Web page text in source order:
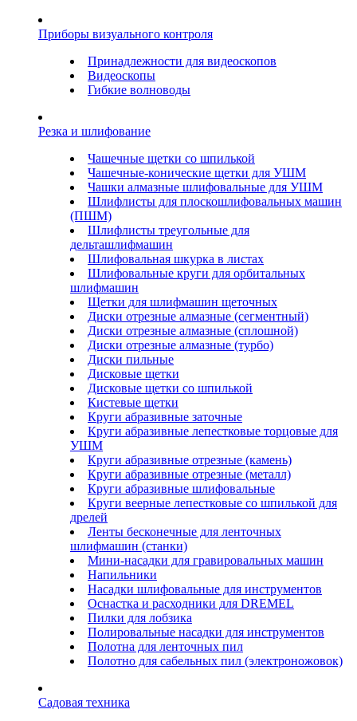
Приборы визуального контроля
Принадлежности для видеоскопов
Видеоскопы
Гибкие волноводы
Резка и шлифование
Чашечные щетки со шпилькой
Чашечные-конические щетки для УШМ
Чашки алмазные шлифовальные для УШМ
Шлифлисты для плоскошлифовальных машин
(ПШМ)
Шлифлисты треугольные для
дельташлифмашин
Шлифовальная шкурка в листах
Шлифовальные круги для орбитальных
шлифмашин
Щетки для шлифмашин щеточных
Диски отрезные алмазные (сегментный)
Диски отрезные алмазные (сплошной)
Диски отрезные алмазные (турбо)
Диски пильные
Дисковые щетки
Дисковые щетки со шпилькой
Кистевые щетки
Круги абразивные заточные
Круги абразивные лепестковые торцовые для
УШМ
Круги абразивные отрезные (камень)
Круги абразивные отрезные (металл)
Круги абразивные шлифовальные
Круги веерные лепестковые со шпилькой для
дрелей
Ленты бесконечные для ленточных
шлифмашин (станки)
Мини-насадки для гравировальных машин
Напильники
Насадки шлифовальные для инструментов
Оснастка и расходники для DREMEL
Пилки для лобзика
Полировальные насадки для инструментов
Полотна для ленточных пил
Полотно для сабельных пил (электроножовок)
Садовая техника